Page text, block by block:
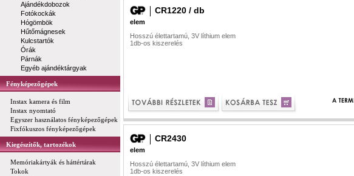
Ajándékdobozok
Fotókockák
Hógömbök
Hűtőmágnesek
Kulcstartók
Órák
Párnák
Egyéb ajándéktárgyak
Fényképezőgépek
Instax kamera és film
Instax nyomtató
Egyszer használatos fényképezőgépek
Fixfókuszos fényképezőgépek
Kiegészítők, tartozékok
Memóriakártyák és háttértárak
Tokok
CR1220 / db
elem
Hosszú élettartamú, 3V líthium elem
1db-os kiszerelés
CR2430
elem
Hosszú élettartamú, 3V líthium elem
1db-os kiszerelés